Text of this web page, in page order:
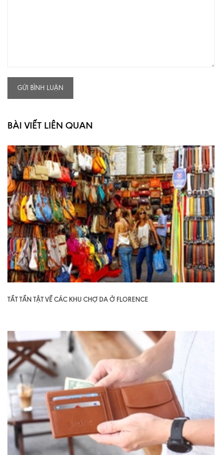
GỬI BÌNH LUẬN
BÀI VIẾT LIÊN QUAN
TẤT TẦN TẬT VỀ CÁC KHU CHỢ DA Ở FLORENCE